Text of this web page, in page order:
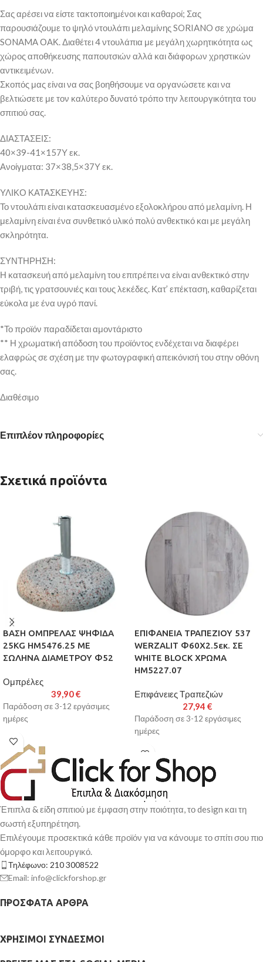
Σας αρέσει να είστε τακτοποιημένοι και καθαροί; Σας
παρουσιάζουμε το ψηλό ντουλάπι μελαμίνης SORIANO σε χρώμα
SONAMA ΟΑΚ. Διαθέτει 4 ντουλάπια με μεγάλη χωρητικότητα ως
χώρος αποθήκευσης παπουτσιών αλλά και διάφορων χρηστικών
αντικειμένων.
Σκοπός μας είναι να σας βοηθήσουμε να οργανώσετε και να
βελτιώσετε με τον καλύτερο δυνατό τρόπο την λειτουργικότητα του
σπιτιού σας.
ΔΙΑΣΤΑΣΕΙΣ:
40×39-41×157Υ εκ.
Ανοίγματα: 37×38,5×37Υ εκ.
ΥΛΙΚΟ ΚΑΤΑΣΚΕΥΗΣ:
Το ντουλάπι είναι κατασκευασμένο εξολοκλήρου από μελαμίνη. Η
μελαμίνη είναι ένα συνθετικό υλικό πολύ ανθεκτικό και με μεγάλη
σκληρότητα.
ΣΥΝΤΗΡΗΣΗ:
Η κατασκευή από μελαμίνη του επιτρέπει να είναι ανθεκτικό στην
τριβή, τις γρατσουνιές και τους λεκέδες. Κατ’ επέκταση, καθαρίζεται
εύκολα με ένα υγρό πανί.
*Το προϊόν παραδίδεται αμοντάριστο
** Η χρωματική απόδοση του προϊόντος ενδέχεται να διαφέρει
ελαφρώς σε σχέση με την φωτογραφική απεικόνισή του στην οθόνη
σας.
Διαθέσιμο
Επιπλέον πληροφορίες
Σχετικά προϊόντα
ΒΑΣΗ ΟΜΠΡΕΛΑΣ ΨΗΦΙΔΑ
25KG HM5476.25 ΜΕ
ΣΩΛΗΝΑ ΔΙΑΜΕΤΡΟΥ Φ52
Ομπρέλες
39,90€
Παράδοση σε 3-12 εργάσιμες
ημέρες
ΕΠΙΦΑΝΕΙΑ ΤΡΑΠΕΖΙΟΥ 537
WERZALIT Φ60Χ2.5εκ. ΣΕ
WHITE BLOCK ΧΡΩΜΑ
HM5227.07
Επιφάνειες Τραπεζιών
27,94 €
Παράδοση σε 3-12 εργάσιμες
ημέρες
Έπιπλα & είδη σπιτιού με έμφαση στην ποιότητα, το design και τη
σωστή εξυπηρέτηση.
Επιλέγουμε προσεκτικά κάθε προϊόν για να κάνουμε το σπίτι σου πιο
όμορφο και λειτουργικό.
Τηλέφωνο: 210 3008522
Email: info@clickforshop.gr
ΠΡΌΣΦΑΤΑ ΆΡΘΡΑ
ΧΡΉΣΙΜΟΙ ΣΎΝΔΕΣΜΟΙ